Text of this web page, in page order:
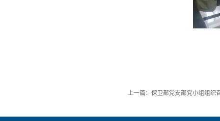
上一篇：保卫部党支部党小组组织